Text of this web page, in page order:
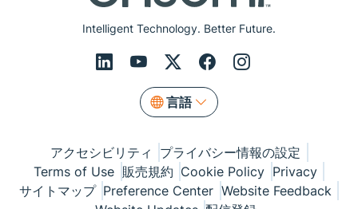
Intelligent Technology. Better Future.
言語
アクセシビリティ
プライバシー情報の設定
Terms of Use 販売規約 Cookie Policy Privacy
サイトマップ Preference Center Website Feedback